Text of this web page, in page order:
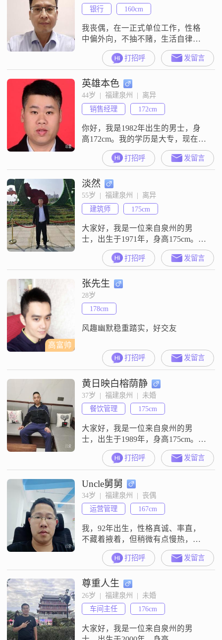
银行
160cm
我丧偶，在一正式单位工作，性格
中偏外向，不抽不赌，生活自律，
喜欢运动、音乐和盆栽等。一男孩
在电力系统工作，已婚。希望在此
遇上一位外观与我相当、性格温
和、有固定职业的女子为伴过好下
半生。
打招呼 发留言
英雄本色
44岁  |  福建泉州  |  离异
销售经理
172cm
你好，我是1982年出生的男士，身
高172cm。我的学历是大专，现在在
泉州工作，月收入在12001到20000
元之间。我是一个稳重可靠的人，
平时做事比较踏实。我也挺幽默风
趣的，喜欢开玩笑，性格外向健
谈，跟人聊天不冷场。我自信果
断，遇到事情能拿定主意。我责任
感强，觉得该承担的责任不会推
脱。我乐观积极，遇到困难也愿意
往好的
打招呼 发留言
淡然
55岁  |  福建泉州  |  离异
建筑师
175cm
大家好，我是一位来自泉州的男
士，出生于1971年，身高175cm。我
在泉州这个美丽的城市生活和工
作，目前月收入在12001到20000元
之间。虽然我的学历是高中及以
下，但我一直通过自己的努力，在
事业上不断前行，现在也取得了一
定的成就。我性格稳重可靠，真诚
待人，对待感情非常认真。我认
为，感情是需要用心去经营的，只
打招呼 发留言
高富帅
张先生
28岁
178cm
风趣幽默稳重踏实，好交友
打招呼 发留言
黄日映白榕荫静
37岁  |  福建泉州  |  未婚
餐饮管理
175cm
大家好，我是一位来自泉州的男
士，出生于1989年，身高175cm。我
的月收入在8001到12000元之间，目
前从事着一份稳定的工作。虽然我
的学历是中专，但我一直保持着学
习的热情，不断提升自己。性格方
面，我自认为稳重可靠，对待事情
认真负责。我性格乐观积极，总是
以积极的心态面对生活中的挑战。
我真诚待人，善于与人沟通，能够
理
打招呼 发留言
Uncle舅舅
34岁  |  福建泉州  |  丧偶
运营管理
167cm
我，92年出生，性格真诚、率直，
不藏着掖着，但稍微有点慢热，熟
悉之后会发现我其实挺好相处的。
生活上偏两点一线，目前在泉州一
家国际品牌做运营负责人，负责跨
境电商平台业务的拓展。底薪
1.2w，收入稳定，也在努力往更高
的方向走。工作之外，我挺顾家
的，没有小孩，未来1-2年希望能有
自己的孩子。偶尔会喝点小酒，不
抽烟，打点游戏放
打招呼 发留言
尊重人生
26岁  |  福建泉州  |  未婚
车间主任
176cm
大家好，我是一位来自泉州的男